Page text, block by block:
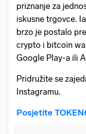
priznanje za
iskusne trgovce.
brzo je postalo
crypto i bitcoin
Google Play-a ili
Pridružite se
Instagramu.
Posjetite